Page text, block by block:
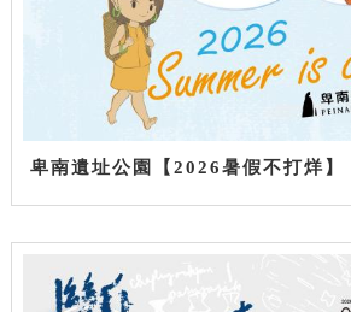
卑南遺址公園【2026暑假不打烊】